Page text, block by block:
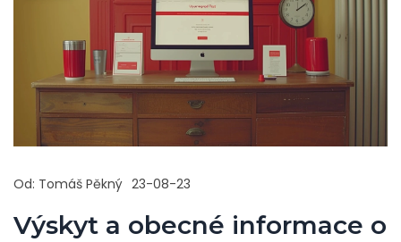
Od: Tomáš Pěkný 23-08-23
Výskyt a obecné informace o